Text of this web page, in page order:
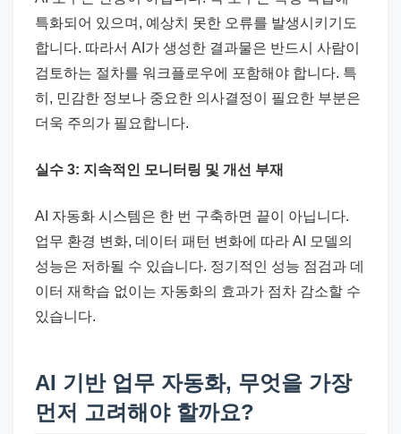
특화되어 있으며, 예상치 못한 오류를 발생시키기도
합니다. 따라서 AI가 생성한 결과물은 반드시 사람이
검토하는 절차를 워크플로우에 포함해야 합니다. 특
히, 민감한 정보나 중요한 의사결정이 필요한 부분은
더욱 주의가 필요합니다.
실수 3: 지속적인 모니터링 및 개선 부재
AI 자동화 시스템은 한 번 구축하면 끝이 아닙니다.
업무 환경 변화, 데이터 패턴 변화에 따라 AI 모델의
성능은 저하될 수 있습니다. 정기적인 성능 점검과 데
이터 재학습 없이는 자동화의 효과가 점차 감소할 수
있습니다.
AI 기반 업무 자동화, 무엇을 가장
먼저 고려해야 할까요?